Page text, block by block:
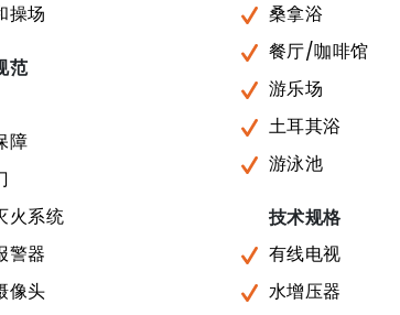
操场
范
障
火系统
警器
像头
桑拿浴
餐厅/咖啡馆
游乐场
土耳其浴
游泳池
技术规格
有线电视
水增压器